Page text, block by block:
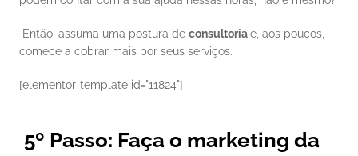
Então, assuma uma postura de consultoria e, aos poucos,
comece a cobrar mais por seus serviços.
[elementor-template id="11824"]
5º Passo: Faça o marketing da